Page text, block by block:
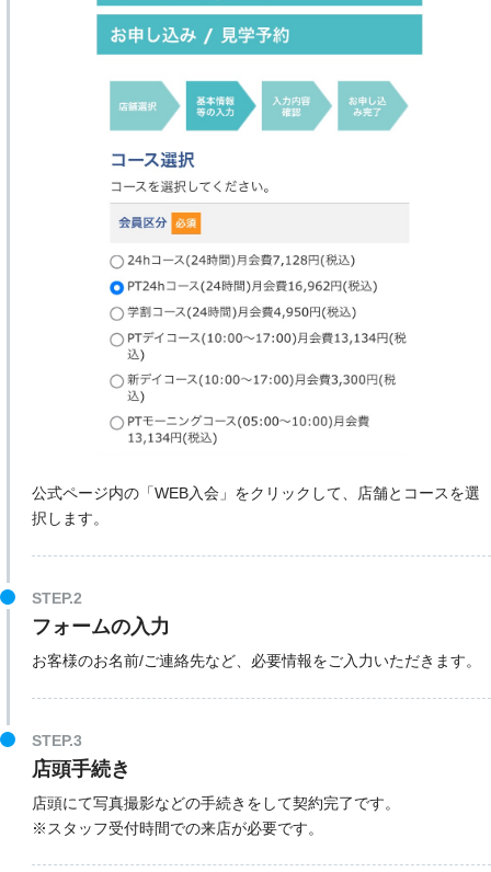
公式ページ内の「WEB入会」をクリックして、店舗とコースを選
択します。
STEP.2
フォームの入力
お客様のお名前/ご連絡先など、必要情報をご入力いただきます。
STEP.3
店頭手続き
店頭にて写真撮影などの手続きをして契約完了です。
※スタッフ受付時間での来店が必要です。